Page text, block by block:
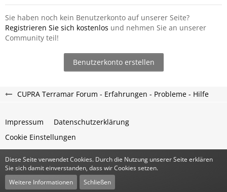
Sie haben noch kein Benutzerkonto auf unserer Seite?
Registrieren Sie sich kostenlos und nehmen Sie an unserer
Community teil!
Benutzerkonto erstellen
CUPRA Terramar Forum - Erfahrungen - Probleme - Hilfe
Impressum
Datenschutzerklärung
Cookie Einstellungen
Community-Software:WoltLab Suite™
Stil:Classicvon
Diese Seite verwendet Cookies. Durch die Nutzung unserer Seite erklären
Sie sich damit einverstanden, dass wir Cookies setzen.
Weitere Informationen
Schließen